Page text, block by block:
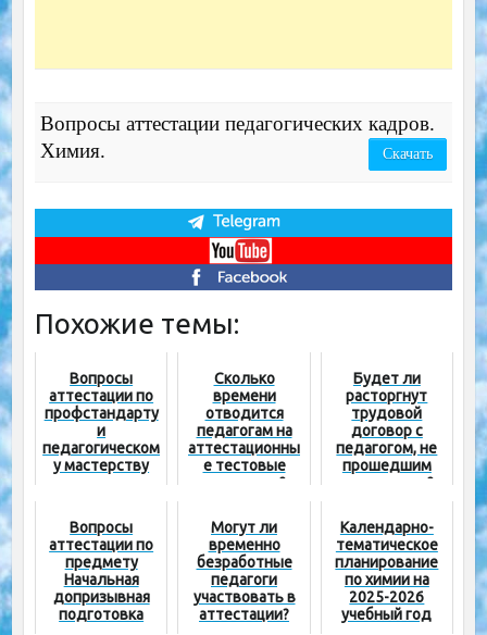
Вопросы аттестации педагогических кадров.
Химия.
Скачать
Похожие темы:
Вопросы
аттестации по
профстандарту
и
педагогическом
у мастерству
Сколько
времени
отводится
педагогам на
аттестационны
е тестовые
испытания?
Будет ли
расторгнут
трудовой
договор с
педагогом, не
прошедшим
аттестацию?
Вопросы
аттестации по
предмету
Начальная
допризывная
подготовка
Могут ли
временно
безработные
педагоги
участвовать в
аттестации?
Календарно-
тематическое
планирование
по химии на
2025-2026
учебный год